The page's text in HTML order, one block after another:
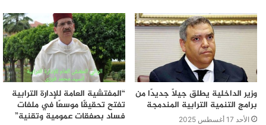
وزير الداخلية يطلق جيلًا جديدًا من
برامج التنمية الترابية المندمجة
الأحد 17 أغسطس 2025
“المفتشية العامة للإدارة الترابية
تفتح تحقيقًا موسعًا في ملفات
فساد بصفقات عمومية وتقنية”